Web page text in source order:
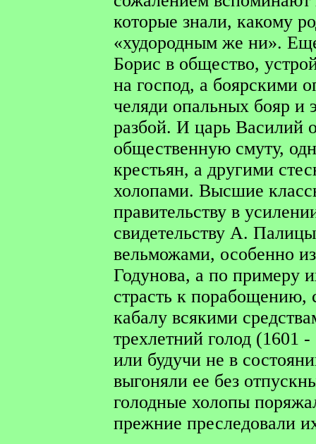
которые знали, какому
«худородным же ни».
Борис в общество,
на господ, а боярскими
челяди опальных бояр и
разбой. И царь Василий
общественную смуту,
крестьян, а другими
холопами. Высшие
правительству в
свидетельству А.
вельможами, особенно
Годунова, а по примеру
страсть к порабощению,
кабалу всякими
трехлетний голод (1601
или будучи не в
выгоняли ее без
голодные холопы
прежние преследовали